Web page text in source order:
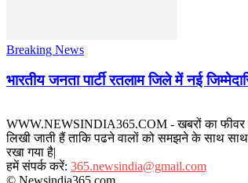
Breaking News
भारतीय जनता पार्टी रतलाम जिले में नई
WWW.NEWSINDIA365.COM - खबरों का फीवर
लिखी जाती हैं ताकि पढने वालों को समझने के साथ
रखा गया है|
हमें संपर्क करें: 365.newsindia@gmail.com